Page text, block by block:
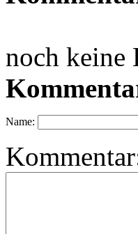
noch keine
Name: